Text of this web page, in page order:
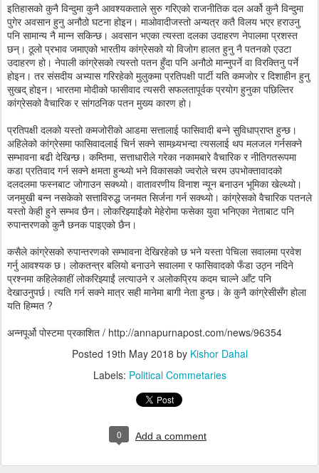
इतिहासको कुनै विन्दुमा कुनै आवश्यकताले सुरु गरिएको राजनीतिक दल अर्को कुनै विन्दुमा
पुगेर अवसान हुनु अनौठो घटना होइन। माओवादीजस्तो अन्यत्र कतै विलय भएर हराउनु
पनि सामान्य नै मान्न सकिन्छ। अवसान भएका त्यस्ता दलका उदाहरण नेपालमा प्रशस्त
छन्। ठूलो प्रभाव जमाएको भारतीय कांग्रेसको यो विजोग हालत हुनु नै पतनको एउटा
उदाहरण हो। नेपाली कांग्रेसको त्यस्तो पतन हुँदा पनि अनौठो मान्नुपर्ने वा विरक्तिनु पर्ने
होइन। तर संसदीय अभ्यास गरिरहेको मुलुकमा प्रतिपक्षी पार्टी यति कमजोर र दिशाहीन हुनु
सुखद् होइन। भारतमा मोदीको फासीवाद त्यसरी सफलतापूर्वक प्रयोग हुनुका पछिल्तिर
कांग्रेसको वैचारिक र सांगठनिक पतन मुख्य कारण हो।
प्रतिपक्षी दलको यस्तो कमजोरीको आडमा सत्तालाई फासिवादी बन्ने सुविधाप्राप्त हुन्छ।
अहिलेको कांग्रेसमा फासिवादलाई चिर्न सक्ने सामथ्र्यभन्दा त्यसलाई थप मलजल गर्नसक्ने
सम्भावना बढी देखिन्छ। कम्तिमा, सत्ताधारीले गरेका नकामबारे वैचारिक र नीतिगतरूपमा
कडा प्रतिवाद गर्न सक्ने क्षमता हुन्थ्यो भने विकासको ज्वरोले चरम उपभोक्तावादको
दलदलमा फस्नबाट जोगाउन सक्थ्यो। वातावरणीय विनाश न्यून बनाउन भूमिका खेल्थ्यो।
जनमुखी बन्न नसकेको सत्ताविरुद्ध जनमत सिर्जना गर्न सक्थ्यो। कांग्रेसको वैचारिक पतनले
यस्तो केही हुने सम्भव छैन। लोकरिझ्याईंको मेहेरोमा फसेका युवा भनिएका नेताबाट पनि
रुपान्तरणको कुनै छनक पाइएको छैन।
कसैले कांग्रेसको रुपान्तरणको सम्भावना देखिरहेको छ भने यस्ता पेचिला सवालमा प्रवेश
गर्नु आवश्यक छ। लोकतन्त्र बलियो बनाउने सवालमा र फासिवादको फँडा उठ्न नदिने
प्रश्नमा कहिलेकाहीं लोकरिझ्याईं लत्याउने र अलोकप्रिय कदम चाल्ने आँट पनि
देखाउनुपर्छ। त्यति गर्न सक्ने मात्र सही मानेमा बागी नेता हुन्छ। के कुनै कांग्रेसीसँग होला
यति हिम्मत ?
अन्नपूर्ओ पोस्टमा प्रकाशित / http://annapurnapost.com/news/96354
Posted 19th May 2018 by Kishor Dahal
Labels: Political Commetaries
0 Add a comment